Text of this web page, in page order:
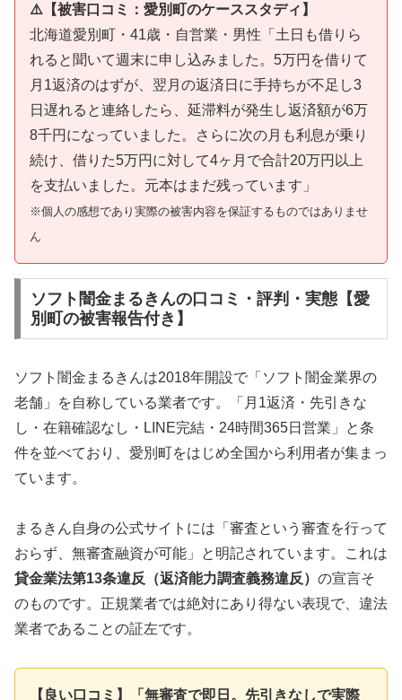
⚠️【被害口コミ：愛別町のケーススタディ】
北海道愛別町・41歳・自営業・男性「土日も借りら
れると聞いて週末に申し込みました。5万円を借りて
月1返済のはずが、翌月の返済日に手持ちが不足し3
日遅れると連絡したら、延滞料が発生し返済額が6万
8千円になっていました。さらに次の月も利息が乗り
続け、借りた5万円に対して4ヶ月で合計20万円以上
を支払いました。元本はまだ残っています」
※個人の感想であり実際の被害内容を保証するものではありませ
ん
ソフト闇金まるきんの口コミ・評判・実態【愛
別町の被害報告付き】
ソフト闇金まるきんは2018年開設で「ソフト闇金業界の
老舗」を自称している業者です。「月1返済・先引きな
し・在籍確認なし・LINE完結・24時間365日営業」と条
件を並べており、愛別町をはじめ全国から利用者が集まっ
ています。
まるきん自身の公式サイトには「審査という審査を行って
おらず、無審査融資が可能」と明記されています。これは
貸金業法第13条違反（返済能力調査義務違反） の宣言そ
のものです。正規業者では絶対にあり得ない表現で、違法
業者であることの証左です。
【良い口コミ】「無審査で即日。先引きなしで実際